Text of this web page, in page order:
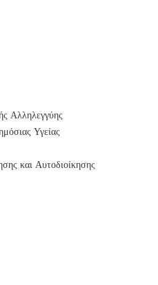
Αλληλεγγύης
Υγείας
και Αυτοδιοίκησης